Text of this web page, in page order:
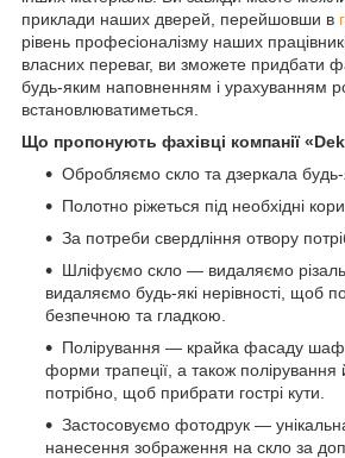
приклади наших дверей, перейшовши в
рівень професіоналізму наших
власних переваг, ви зможете придбати
будь-яким наповненням і урахуванням
встановлюватиметься.
Що пропонують фахівці компанії
Обробляємо скло та дзеркала будь-
Полотно ріжеться під необхідні
За потреби свердління отвору
Шліфуємо скло — видаляємо
видаляємо будь-які нерівності, щоб
безпечною та гладкою.
Полірування — крайка фасаду
форми трапеції, а також
потрібно, щоб прибрати гострі кути.
Застосовуємо фотодрук —
нанесення зображення на скло за